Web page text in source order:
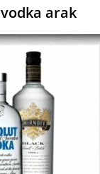
vodka arak